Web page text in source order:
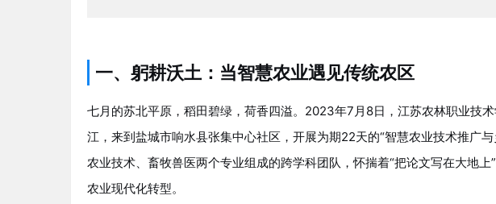
一、躬耕沃土：当智慧农业遇见传统农区
七月的苏北平原，稻田碧绿，荷香四溢。2023年7月8日，江苏农林职业技
江，来到盐城市响水县张集中心社区，开展为期22天的“智慧农业技术推广
农业技术、畜牧兽医两个专业组成的跨学科团队，怀揣着“把论文写在大地
农业现代化转型。